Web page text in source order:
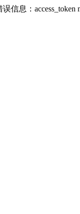
息：access_token